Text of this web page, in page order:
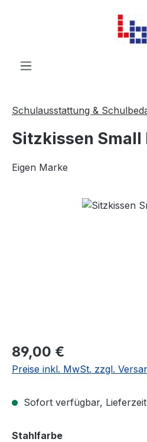
Zum Hauptinhalt springen
Schulausstattung &
Sitzkissen Small
Eigen Marke
Bildergalerie überspringen
89,00 €
Preise inkl. MwSt. zzgl.
Sofort verfügbar,
Stahlfarbeauswählen